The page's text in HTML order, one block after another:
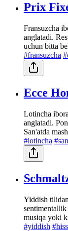
Prix
Fransuzcha
anglatadi.
uchun bitta
#fransuzcha
Ecce
Lotincha
anglatadi.
San'atda
#lotincha
Yiddish
musiqa yoki
#yiddish